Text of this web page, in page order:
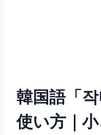
韓国語「
使い方｜